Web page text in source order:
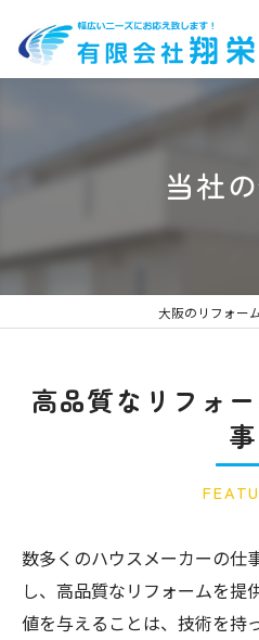
当社
大阪のリフォー
高品質なリフォ
事
数多くのハウスメーカーの仕
し、高品質なリフォームを提
値を与えることは、技術を持